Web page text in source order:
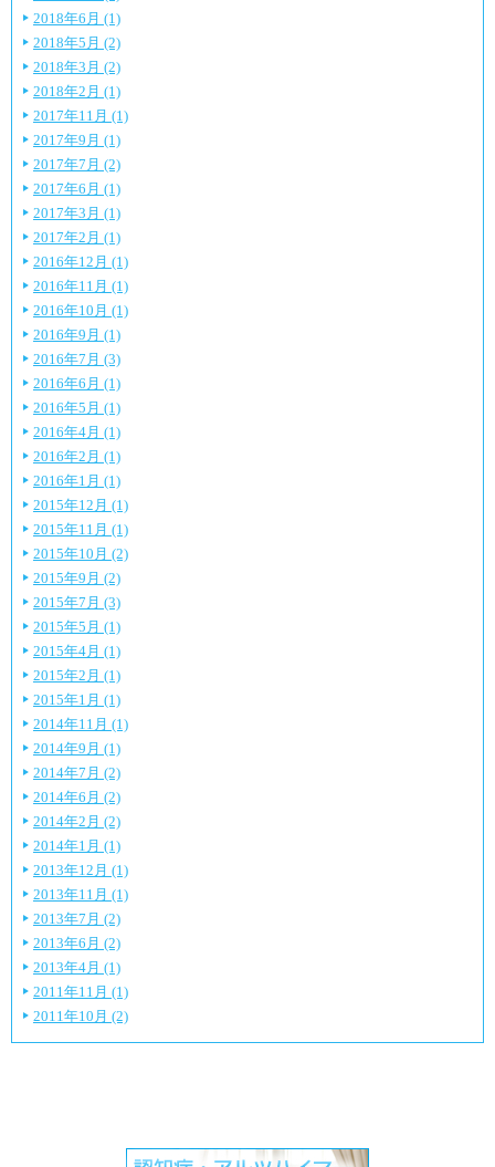
2018年6月 (1)
2018年5月 (2)
2018年3月 (2)
2018年2月 (1)
2017年11月 (1)
2017年9月 (1)
2017年7月 (2)
2017年6月 (1)
2017年3月 (1)
2017年2月 (1)
2016年12月 (1)
2016年11月 (1)
2016年10月 (1)
2016年9月 (1)
2016年7月 (3)
2016年6月 (1)
2016年5月 (1)
2016年4月 (1)
2016年2月 (1)
2016年1月 (1)
2015年12月 (1)
2015年11月 (1)
2015年10月 (2)
2015年9月 (2)
2015年7月 (3)
2015年5月 (1)
2015年4月 (1)
2015年2月 (1)
2015年1月 (1)
2014年11月 (1)
2014年9月 (1)
2014年7月 (2)
2014年6月 (2)
2014年2月 (2)
2014年1月 (1)
2013年12月 (1)
2013年11月 (1)
2013年7月 (2)
2013年6月 (2)
2013年4月 (1)
2011年11月 (1)
2011年10月 (2)